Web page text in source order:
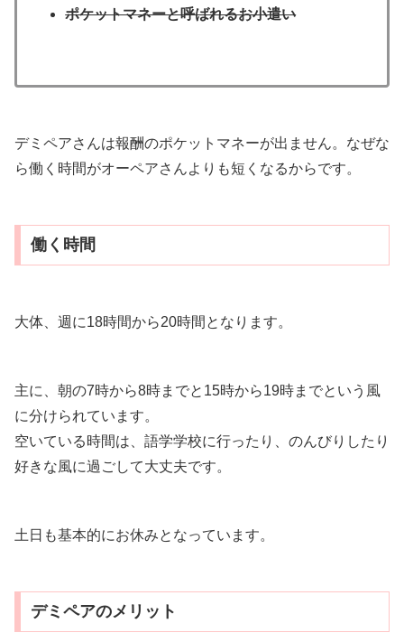
ポケットマネーと呼ばれるお小遣い
デミペアさんは報酬のポケットマネーが出ません。なぜな
ら働く時間がオーペアさんよりも短くなるからです。
働く時間
大体、週に18時間から20時間となります。
主に、朝の7時から8時までと15時から19時までという風
に分けられています。
空いている時間は、語学学校に行ったり、のんびりしたり
好きな風に過ごして大丈夫です。
土日も基本的にお休みとなっています。
デミペアのメリット